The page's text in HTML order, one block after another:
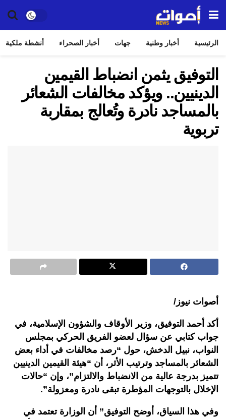
الرئيسية أخبار وطنية جهات أخبار الصحراء أنشطة ملكية
التوفيق يثمن انضباط القيمين
الدينيين.. ويؤكد مخالفات الشعائر
بالمساجد نادرة وتُعالج بمقاربة
تربوية
أصوات نيوز/
أكد أحمد التوفيق، وزير الأوقاف والشؤون الإسلامية، في
جواب كتابي عن سؤال لعضو الفريق الحركي بمجلس
النواب، نبيل الدخش، حول “رصد مخالفات في أداء بعض
الشعائر بالمساجد وترتيب الأثر، أن “هيئة القيمين الدينيين
تتميز بدرجة عالية من الانضباط والالتزام”، وإن “حالات
الإخلال بالتوجهات المؤطرة تبقى نادرة ومعزولة”.
وفي هذا السياق، أوضح التوفيق” أن الوزارة تعتمد في